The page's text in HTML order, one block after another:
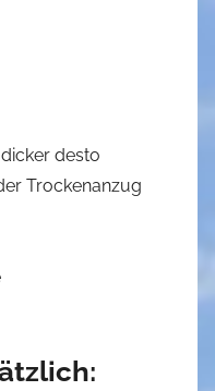
desto
Trockenanzug